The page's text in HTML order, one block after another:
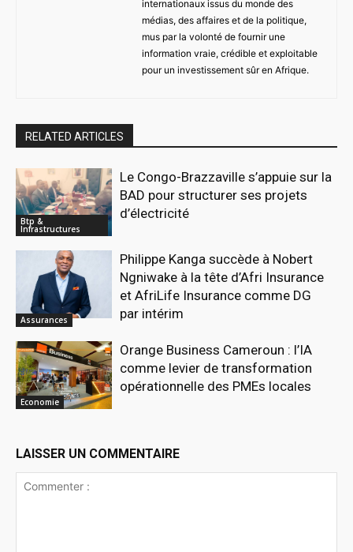
internationaux issus du monde des
médias, des affaires et de la politique,
mus par la volonté de fournir une
information vraie, crédible et exploitable
pour un investissement sûr en Afrique.
RELATED ARTICLES
Btp &
Infrastructures
Le Congo-Brazzaville s’appuie sur la
BAD pour structurer ses projets
d’électricité
Assurances
Philippe Kanga succède à Nobert
Ngniwake à la tête d’Afri Insurance
et AfriLife Insurance comme DG
par intérim
Economie
Orange Business Cameroun : l’IA
comme levier de transformation
opérationnelle des PMEs locales
LAISSER UN COMMENTAIRE